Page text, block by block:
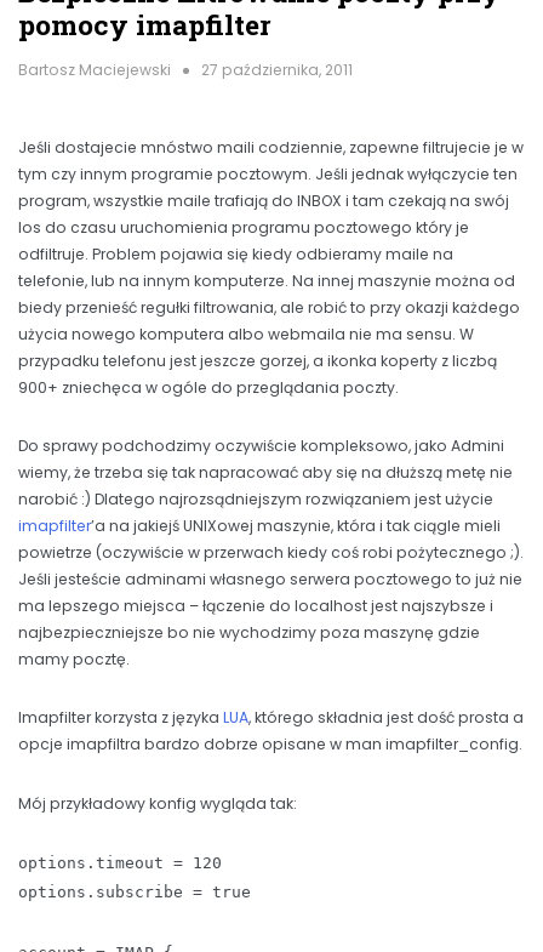
pomocy imapfilter
Bartosz Maciejewski 27 października, 2011
Jeśli dostajecie mnóstwo maili codziennie, zapewne filtrujecie je w
tym czy innym programie pocztowym. Jeśli jednak wyłączycie ten
program, wszystkie maile trafiają do INBOX i tam czekają na swój
los do czasu uruchomienia programu pocztowego który je
odfiltruje. Problem pojawia się kiedy odbieramy maile na
telefonie, lub na innym komputerze. Na innej maszynie można od
biedy przenieść regułki filtrowania, ale robić to przy okazji każdego
użycia nowego komputera albo webmaila nie ma sensu. W
przypadku telefonu jest jeszcze gorzej, a ikonka koperty z liczbą
900+ zniechęca w ogóle do przeglądania poczty.
Do sprawy podchodzimy oczywiście kompleksowo, jako Admini
wiemy, że trzeba się tak napracować aby się na dłuższą metę nie
narobić :) Dlatego najrozsądniejszym rozwiązaniem jest użycie
imapfilter’a na jakiejś UNIXowej maszynie, która i tak ciągle mieli
powietrze (oczywiście w przerwach kiedy coś robi pożytecznego ;).
Jeśli jesteście adminami własnego serwera pocztowego to już nie
ma lepszego miejsca – łączenie do localhost jest najszybsze i
najbezpieczniejsze bo nie wychodzimy poza maszynę gdzie
mamy pocztę.
Imapfilter korzysta z języka LUA, którego składnia jest dość prosta a
opcje imapfiltra bardzo dobrze opisane w man imapfilter_config.
Mój przykładowy konfig wygląda tak:
options.timeout = 120
options.subscribe = true